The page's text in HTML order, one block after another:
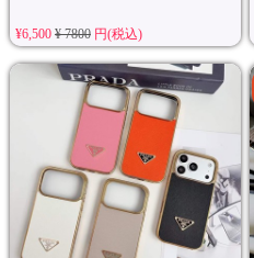
¥6,500 ¥ 7800円(税込)